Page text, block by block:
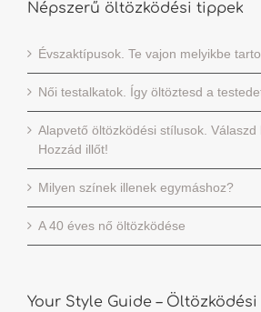
Népszerű öltözködési tippek
Évszaktípusok. Te vajon melyikbe
Női testalkatok. Így öltöztesd a
Alapvető öltözködési stílusok. Válaszd
Hozzád illőt!
Milyen színek illenek egymáshoz?
A 40 éves nő öltözködése
Your Style Guide –